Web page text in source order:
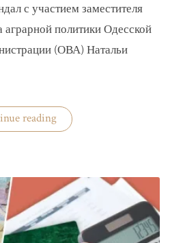
с участием заместителя
аграрной политики Одесской
(ОВА) Натальи
reading«Одесская
чиновница